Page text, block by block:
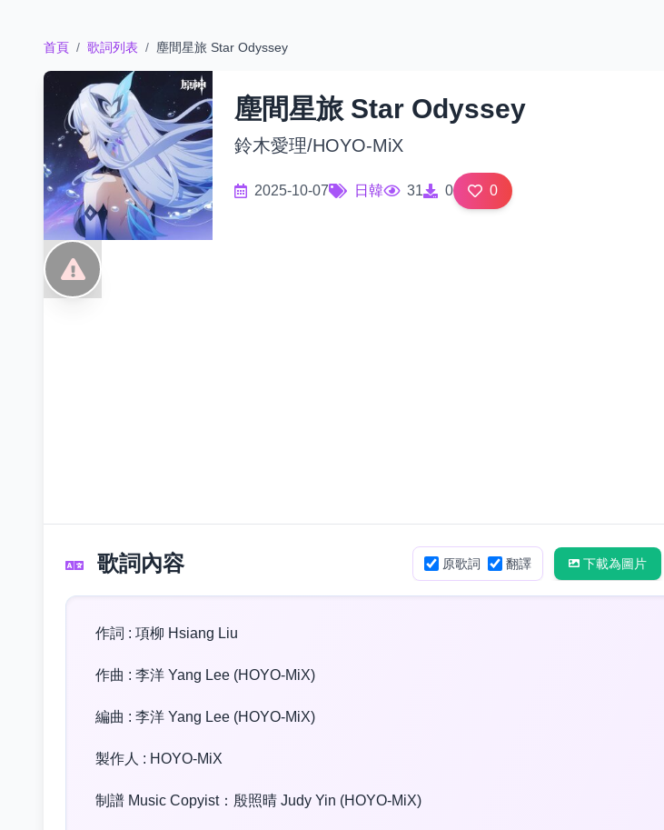
首頁 / 歌詞列表 / 塵間星旅 Star Odyssey
塵間星旅 Star Odyssey
鈴木愛理/HOYO-MiX
2025-10-07 日韓 31 0 0
歌詞內容 原歌詞 翻譯 下載為圖片
作詞 : 項柳 Hsiang Liu
作曲 : 李洋 Yang Lee (HOYO-MiX)
編曲 : 李洋 Yang Lee (HOYO-MiX)
製作人 : HOYO-MiX
制譜 Music Copyist：殷照晴 Judy Yin (HOYO-MiX)